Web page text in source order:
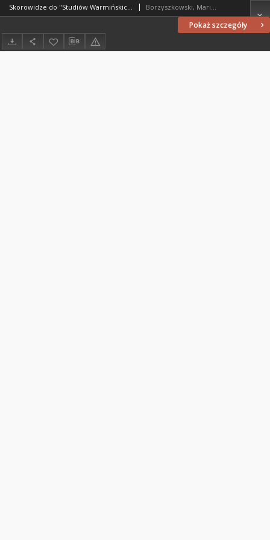
Pokaż szczegóły
Skorowidze do "Studiów Warmińskich" 12 (1975) Borzyszkowski, Marian (1936-2001)